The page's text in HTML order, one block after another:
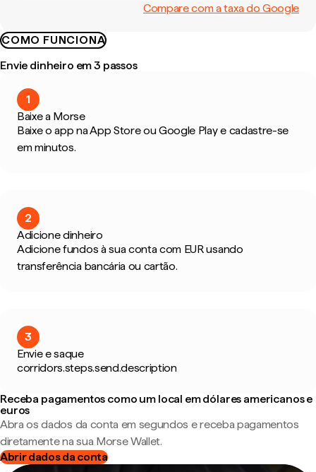
Compare com a taxa do Google
COMO FUNCIONA
Envie dinheiro em 3 passos
1
Baixe a Morse
Baixe o app na App Store ou Google Play e cadastre-se
em minutos.
2
Adicione dinheiro
Adicione fundos à sua conta com EUR usando
transferência bancária ou cartão.
3
Envie e saque
corridors.steps.send.description
Receba pagamentos como um local em dólares americanos e
euros
Abra os dados da conta em segundos e receba pagamentos
diretamente na sua Morse Wallet.
Abrir dados da conta